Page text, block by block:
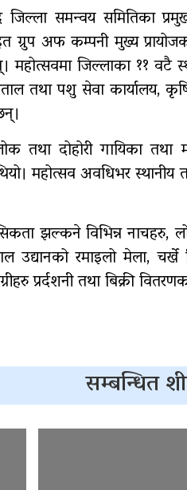
जिल्ला समन्वय समितिका
ग्रुप अफ कम्पनी मुख्य
महोत्सवमा जिल्लाका ११ वटै
तथा पशु सेवा कार्यालय,
तथा दोहोरी गायिका
महोत्सव अवधिभर स्थानीय
झल्कने विभिन्न नाचहरु,
उद्यानको रमाइलो मेला,
प्रर्दशनी तथा बिक्री
सम्बन्धित